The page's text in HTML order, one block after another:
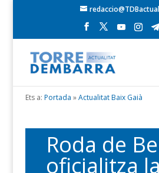
Ets a: Portada »Actualitat Baix Gaià
Roda de
oficialitza